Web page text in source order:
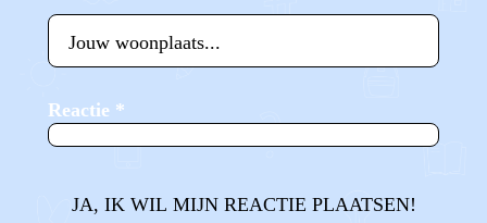
Reactie *
JA, IK WIL MIJN REACTIE PLAATSEN!